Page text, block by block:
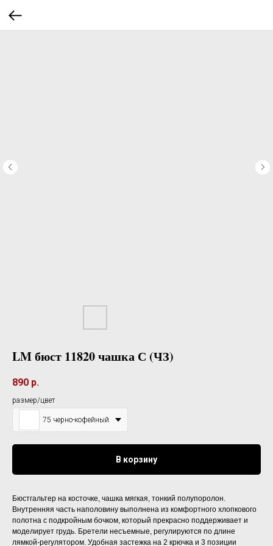
LM бюст 11820 чашка С (ЧЗ)
890 р.
размер/цвет
75 черно-кофейный
В корзину
Бюстгальтер на косточке, чашка мягкая, тонкий полупоролон.
Внутренняя часть наполовину выполнена из комфортного хлопкового
полотна с подкройным бочком, который прекрасно поддерживает и
моделирует грудь. Бретели несъемные, регулируются по длине
лямкой-регулятором. Удобная застежка на 2 крючка и 3 позиции